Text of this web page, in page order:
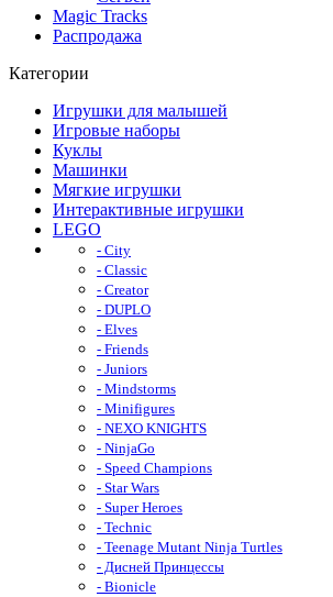
Magic Tracks
Распродажа
Категории
Игрушки для малышей
Игровые наборы
Куклы
Машинки
Мягкие игрушки
Интерактивные игрушки
LEGO
- City
- Classic
- Creator
- DUPLO
- Elves
- Friends
- Juniors
- Mindstorms
- Minifigures
- NEXO KNIGHTS
- NinjaGo
- Speed Champions
- Star Wars
- Super Heroes
- Technic
- Teenage Mutant Ninja Turtles
- Дисней Принцессы
- Bionicle